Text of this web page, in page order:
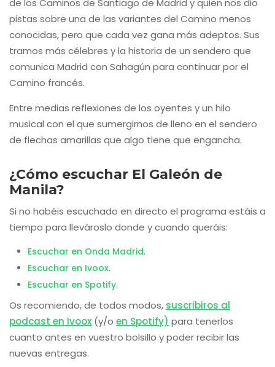
de los Caminos de Santiago de Madrid y quien nos dio
pistas sobre una de las variantes del Camino menos
conocidas, pero que cada vez gana más adeptos. Sus
tramos más célebres y la historia de un sendero que
comunica Madrid con Sahagún para continuar por el
Camino francés.
Entre medias reflexiones de los oyentes y un hilo
musical con el que sumergirnos de lleno en el sendero
de flechas amarillas que algo tiene que engancha.
¿Cómo escuchar El Galeón de
Manila?
Si no habéis escuchado en directo el programa estáis a
tiempo para llevároslo donde y cuando queráis:
Escuchar en Onda Madrid.
Escuchar en Ivoox.
Escuchar en Spotify.
Os recomiendo, de todos modos, suscribiros al
podcast en Ivoox (y/o en Spotify) para tenerlos
cuanto antes en vuestro bolsillo y poder recibir las
nuevas entregas.